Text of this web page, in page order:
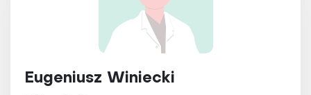
Eugeniusz Winiecki